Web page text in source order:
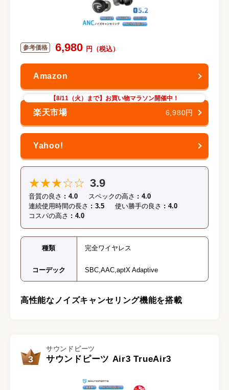
6,980
【8/11（火）まで】お買い物マラソン開催中！
6,980円
★★★☆☆ 3.9
音質の良さ 4.0 スペックの高さ
4.0
連続使用時間の長さ
3.5 使い勝手の良さ
4.0
コスパの高さ
4.0
種類 完全ワイヤレス
コーデック SBC,AAC,aptX Adaptive
高性能なノイズキャンセリング機能を搭載
3
サウンドピーツ
サウンドピーツ Air3 TrueAir3